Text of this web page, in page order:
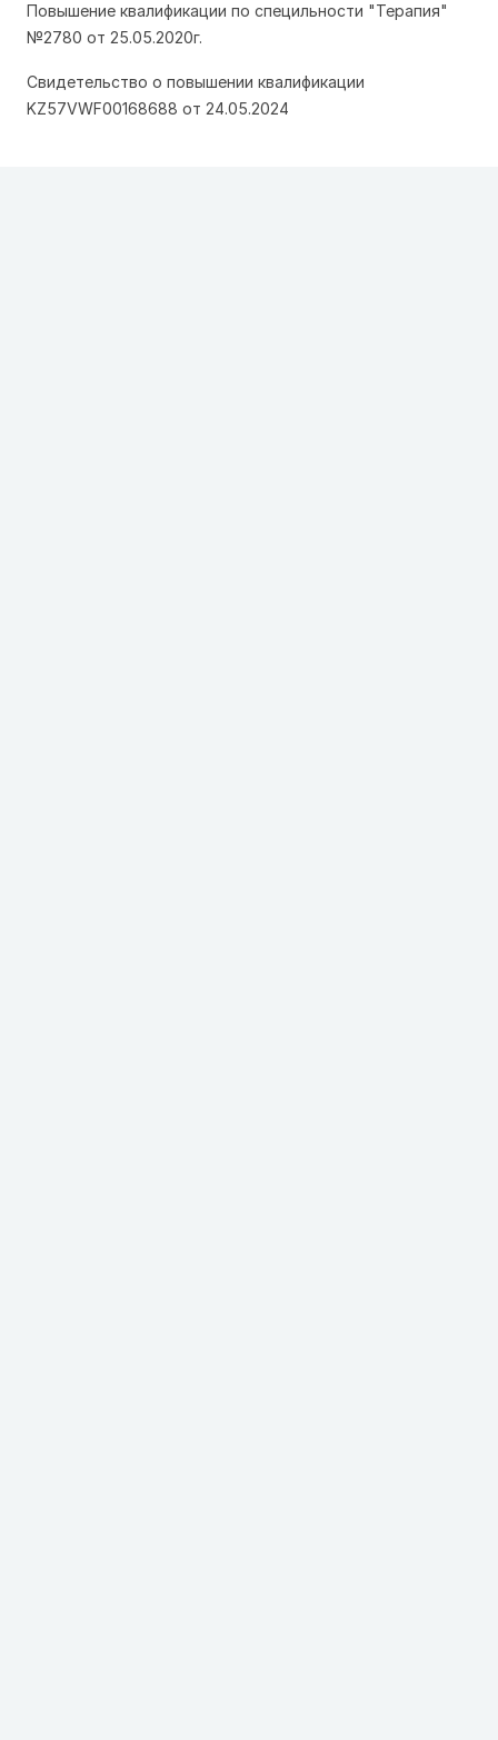
Повышение квалификации по специльности "Терапия"
№2780 от 25.05.2020г.
Свидетельство о повышении квалификации
KZ57VWF00168688 от 24.05.2024